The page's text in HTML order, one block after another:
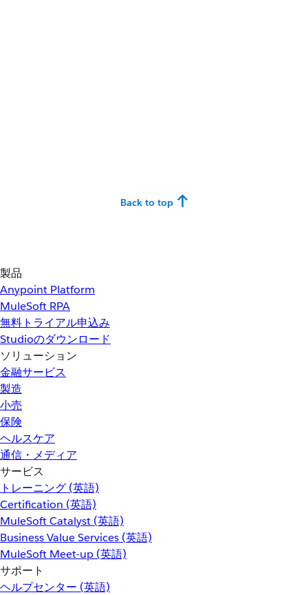
Back to top
製品
Anypoint Platform
MuleSoft RPA
無料トライアル申込み
Studioのダウンロード
ソリューション
金融サービス
製造
小売
保険
ヘルスケア
通信・メディア
サービス
トレーニング (英語)
Certification (英語)
MuleSoft Catalyst (英語)
Business Value Services (英語)
MuleSoft Meet-up (英語)
サポート
ヘルプセンター (英語)